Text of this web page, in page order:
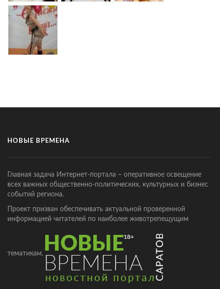
НОВЫЕ ВРЕМЕНА
Главная задача Интернет-портала – оперативное освещение
всех важных общественно-политических, культурных и бизнес
событий региона.
Проект призван обеспечивать актуальной проверенной
информацией читателей по наиболее животрепещущим
тематикам.